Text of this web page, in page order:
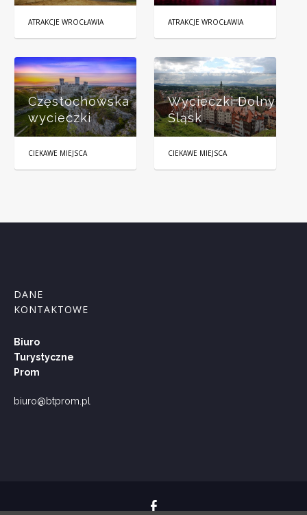
ATRAKCJE WROCŁAWIA ATRAKCJE WROCŁAWIA
Jura Krakowsko-
Częstochowska
wycieczki
CIEKAWE MIEJSCA
Wycieczki Dolny
Śląsk
CIEKAWE MIEJSCA
DANE
KONTAKTOWE
Biuro
Turystyczne
Prom
biuro@btprom.pl